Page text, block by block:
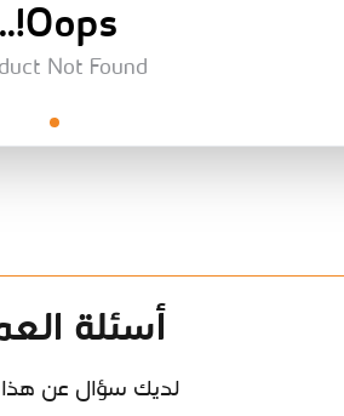
Oops!...
Not Found
أسئلة
لديك سؤال عن هذا